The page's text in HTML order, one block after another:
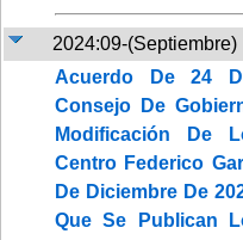
2024:09-(Septiembre)
Acuerdo De 24
Consejo De
Modificación De
Centro Federico
De Diciembre De
Que Se Publican